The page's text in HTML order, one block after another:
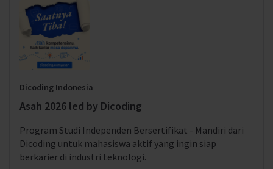
Dicoding Indonesia
Asah 2026 led by Dicoding
Program Studi Independen Bersertifikat - Mandiri dari
Dicoding untuk mahasiswa aktif yang ingin siap
berkarier di industri teknologi.